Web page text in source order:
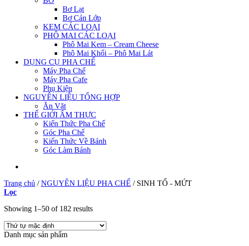
Bơ Lạt
Bơ Cán Lớp
KEM CÁC LOẠI
PHÔ MAI CÁC LOẠI
Phô Mai Kem – Cream Cheese
Phô Mai Khối – Phô Mai Lát
DỤNG CỤ PHA CHẾ
Máy Pha Chế
Máy Pha Cafe
Phụ Kiện
NGUYÊN LIỆU TỔNG HỢP
Ăn Vặt
THẾ GIỚI ẨM THỰC
Kiến Thức Pha Chế
Góc Pha Chế
Kiến Thức Về Bánh
Góc Làm Bánh
Trang chủ / NGUYÊN LIỆU PHA CHẾ /SINH TỐ - MỨT
Lọc
Showing 1–50 of 182 results
Danh mục sản phẩm